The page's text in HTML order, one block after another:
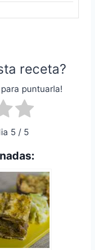
receta?
puntuarla!
5 / 5